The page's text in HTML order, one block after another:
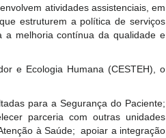
atividades assistenciais, em
estruturem a política de serviços
a melhoria contínua da qualidade e
e Ecologia Humana (CESTEH), o
para a Segurança do Paciente;
parceria com outras unidades
à Saúde; apoiar a integração